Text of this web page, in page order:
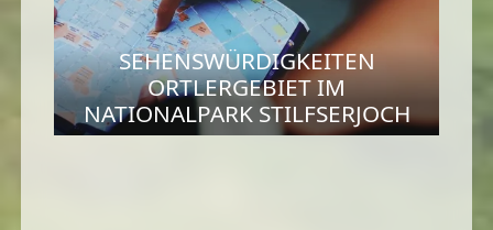
SEHENSWÜRDIGKEITEN
ORTLERGEBIET IM
NATIONALPARK STILFSERJOCH